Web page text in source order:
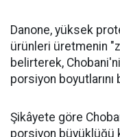
Danone, yüksek
ürünleri üretmenin
belirterek,
porsiyon
Şikâyete göre
porsiyon büyüklüğü